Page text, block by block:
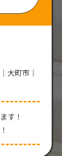
大町市｜
す！